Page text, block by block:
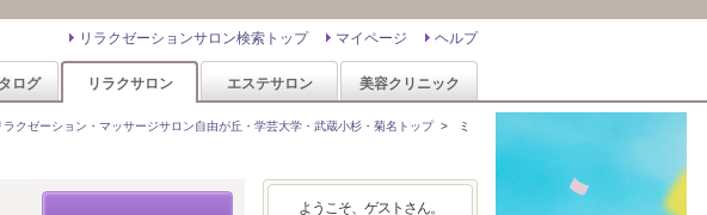
ヘルプ
マイページ
リラクゼーションサロン検索トップ
ログ リラクサロン エステサロン 美容クリニック
ラクゼーション・マッサージサロン自由が丘・学芸大学・武蔵小杉・菊名トップ>
ミ
ようこそ、ゲストさん。